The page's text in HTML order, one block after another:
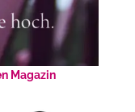
Magazin